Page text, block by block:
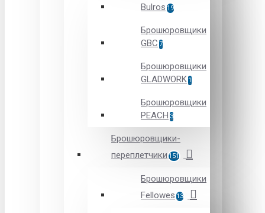
Bulros 19
Брошюровщики
GBC 7
Брошюровщики
GLADWORK 1
Брошюровщики
PEACH 3
Брошюровщики-
переплетчики 151
Брошюровщики
Fellowes 13